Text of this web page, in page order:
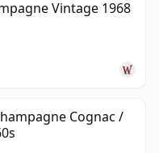
Vintage 1968
Cognac /